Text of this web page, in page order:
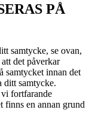
PÅ
samtycke, se ovan,
det påverkar
samtycket innan det
ditt samtycke.
fortfarande
finns en annan grund